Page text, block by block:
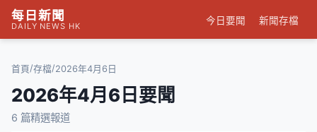
每日新聞
DAILY NEWS HK
今日要聞 新聞存檔
首頁/存檔/2026年4月6日
2026年4月6日要聞
6 篇精選報道